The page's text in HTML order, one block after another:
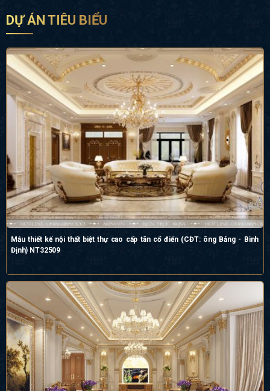
DỰ ÁN TIÊU BIỂU
Mẫu thiết kế nội thất biệt thự cao cấp tân cổ điển (CĐT: ông Bảng - Bình
Định) NT32509